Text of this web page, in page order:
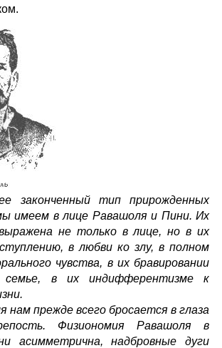
законченный тип прирожденных
имеем в лице Равашоля и Пини. Их
не только в лице, но в их
в любви ко злу, в полном
чувства, в их бравировании
семье, в их индифферентизме к
нам прежде всего бросается в глаза
Физиономия Равашоля в
асимметрична, надбровные дуги